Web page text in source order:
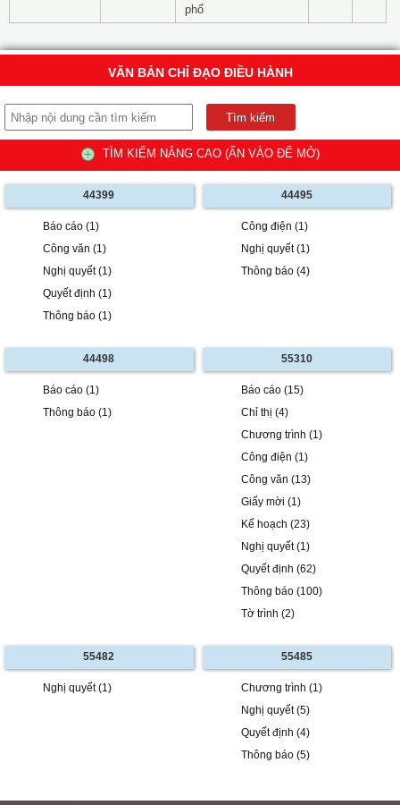
phố
VĂN BẢN CHỈ ĐẠO ĐIỀU HÀNH
TÌM KIẾM NÂNG CAO (ẤN VÀO ĐỂ MỞ)
44399
Báo cáo (1)
Công văn (1)
Nghị quyết (1)
Quyết định (1)
Thông báo (1)
44495
Công điện (1)
Nghị quyết (1)
Thông báo (4)
44498
Báo cáo (1)
Thông báo (1)
55310
Báo cáo (15)
Chỉ thị (4)
Chương trình (1)
Công điện (1)
Công văn (13)
Giấy mời (1)
Kế hoạch (23)
Nghị quyết (1)
Quyết định (62)
Thông báo (100)
Tờ trình (2)
55482
Nghị quyết (1)
55485
Chương trình (1)
Nghị quyết (5)
Quyết định (4)
Thông báo (5)